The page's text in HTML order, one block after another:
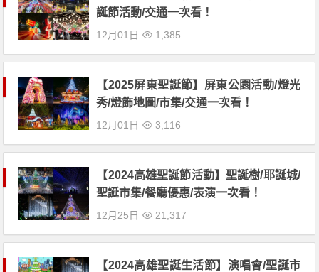
誕節活動/交通一次看！
12月01日 1,385
【2025屏東聖誕節】屏東公園活動/燈光
秀/燈飾地圖/市集/交通一次看！
12月01日 3,116
【2024高雄聖誕節活動】聖誕樹/耶誕城/
聖誕市集/餐廳優惠/表演一次看！
12月25日 21,317
【2024高雄聖誕生活節】演唱會/聖誕市